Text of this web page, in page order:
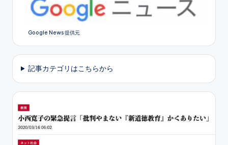
Google News 提供元
記事カテゴリはこちらから